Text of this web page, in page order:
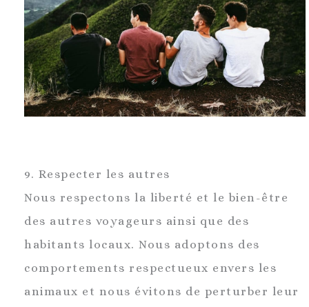
9. Respecter les autres
Nous respectons la liberté et le bien-être
des autres voyageurs ainsi que des
habitants locaux. Nous adoptons des
comportements respectueux envers les
animaux et nous évitons de perturber leur